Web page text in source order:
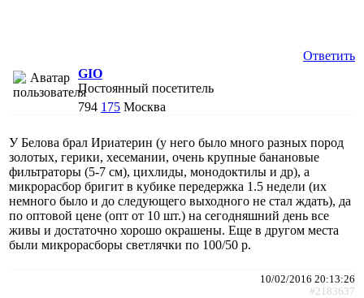
Ответить
GIO
Постоянный посетитель
794 175 Москва
У Белова брал Ириатерин (у него было много разных пород
золотых, герики, хесемании, очень крупные банановые
фильтраторы (5-7 см), цихлиды, монодоктилы и др), а
микрорасбор бригит в кубике передержка 1.5 недели (их
немного было и до следующего выходного не стал ждать), да
по оптовой цене (опт от 10 шт.) на сегодняшний день все
живы и достаточно хорошо окрашены. Еще в другом места
были микрорасборы светлячки по 100/50 р.
10/02/2016 20:13:26
#2183637